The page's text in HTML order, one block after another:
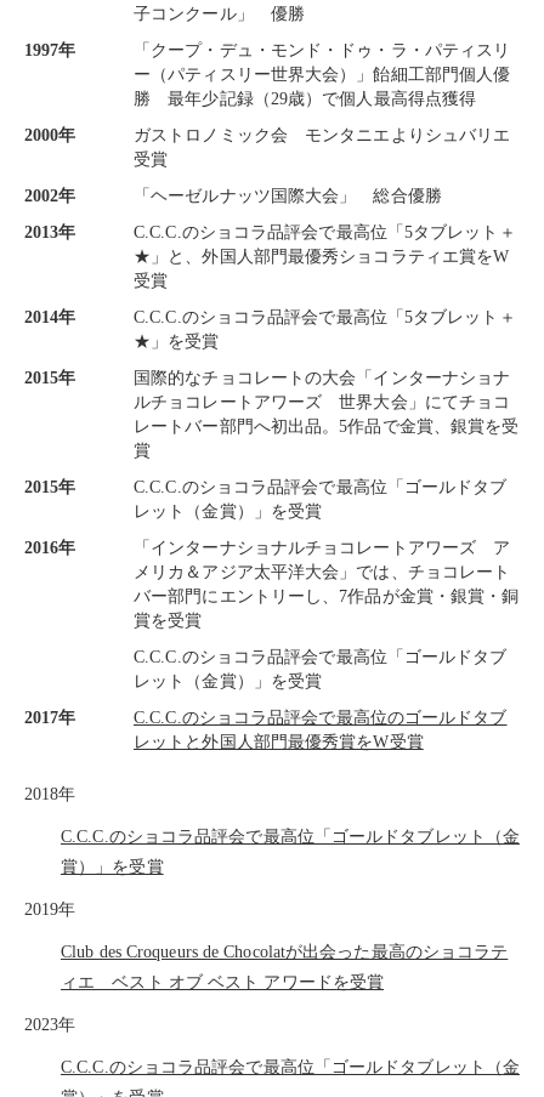
子コンクール」 優勝
1997年
「クープ・デュ・モンド・ドゥ・ラ・パティスリ
ー（パティスリー世界大会）」飴細工部門個人優
勝 最年少記録（29歳）で個人最高得点獲得
2000年
ガストロノミック会 モンタニエよりシュバリエ
受賞
2002年
「ヘーゼルナッツ国際大会」 総合優勝
2013年
C.C.C.のショコラ品評会で最高位「5タブレット＋
★」と、外国人部門最優秀ショコラティエ賞をW
受賞
2014年
C.C.C.のショコラ品評会で最高位「5タブレット＋
★」を受賞
2015年
国際的なチョコレートの大会「インターナショナ
ルチョコレートアワーズ 世界大会」にてチョコ
レートバー部門へ初出品。5作品で金賞、銀賞を受
賞
2015年
C.C.C.のショコラ品評会で最高位「ゴールドタブ
レット（金賞）」を受賞
2016年
「インターナショナルチョコレートアワーズ ア
メリカ＆アジア太平洋大会」では、チョコレート
バー部門にエントリーし、7作品が金賞・銀賞・銅
賞を受賞
C.C.C.のショコラ品評会で最高位「ゴールドタブ
レット（金賞）」を受賞
2017年
C.C.C.のショコラ品評会で最高位のゴールドタブ
レットと外国人部門最優秀賞をW受賞
2018年
C.C.C.のショコラ品評会で最高位「ゴールドタブレット（金
賞）」を受賞
2019年
Club des Croqueurs de Chocolatが出会った最高のショコラテ
ィエ ベスト オブ ベスト アワードを受賞
2023年
C.C.C.のショコラ品評会で最高位「ゴールドタブレット（金